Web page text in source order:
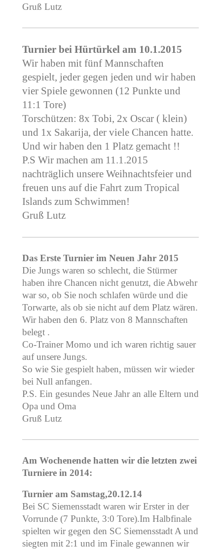
Gruß Lutz
Turnier bei Hürtürkel am 10.1.2015
Wir haben mit fünf Mannschaften
gespielt, jeder gegen jeden und wir haben
vier Spiele gewonnen (12 Punkte und
11:1 Tore)
Torschützen: 8x Tobi, 2x Oscar ( klein)
und 1x Sakarija, der viele Chancen hatte.
Und wir haben den 1 Platz gemacht !!
P.S Wir machen am 11.1.2015
nachträglich unsere Weihnachtsfeier und
freuen uns auf die Fahrt zum Tropical
Islands zum Schwimmen!
Gruß Lutz
Das Erste Turnier im Neuen Jahr 2015
Die Jungs waren so schlecht, die Stürmer
haben ihre Chancen nicht genutzt, die Abwehr
war so, ob Sie noch schlafen würde und die
Torwarte, als ob sie nicht auf dem Platz wären.
Wir haben den 6. Platz von 8 Mannschaften
belegt .
Co-Trainer Momo und ich waren richtig sauer
auf unsere Jungs.
So wie Sie gespielt haben, müssen wir wieder
bei Null anfangen.
P.S. Ein gesundes Neue Jahr an alle Eltern und
Opa und Oma
Gruß Lutz
Am Wochenende hatten wir die letzten zwei
Turniere in 2014:
Turnier am Samstag,20.12.14
Bei SC Siemensstadt waren wir Erster in der
Vorrunde (7 Punkte, 3:0 Tore).Im Halbfinale
spielten wir gegen den SC Siemensstadt A und
siegten mit 2:1 und im Finale gewannen wir